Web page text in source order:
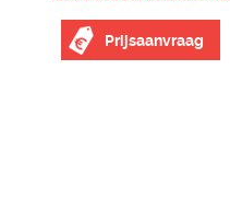
Prijsaanvraag